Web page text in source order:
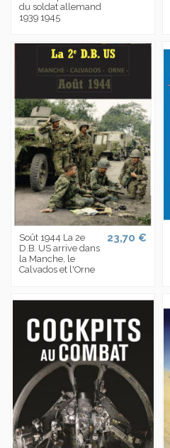
du soldat allemand
1939 1945
Soût 1944 La 2e
D.B. US arrive dans
la Manche, le
Calvados et l'Orne
23,70 €